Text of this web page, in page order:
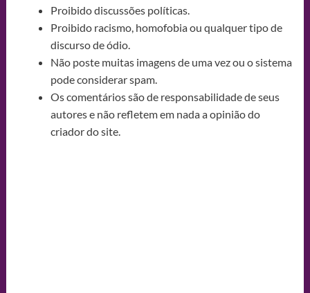
Proibido discussões políticas.
Proibido racismo, homofobia ou qualquer tipo de
discurso de ódio.
Não poste muitas imagens de uma vez ou o sistema
pode considerar spam.
Os comentários são de responsabilidade de seus
autores e não refletem em nada a opinião do
criador do site.